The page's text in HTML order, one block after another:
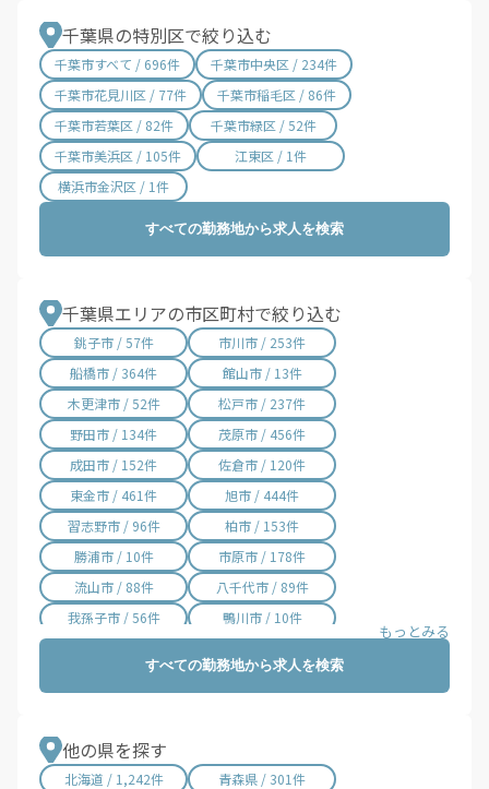
千葉県の特別区で絞り込む
千葉市すべて / 696件
千葉市中央区 / 234件
千葉市花見川区 / 77件
千葉市稲毛区 / 86件
千葉市若葉区 / 82件
千葉市緑区 / 52件
千葉市美浜区 / 105件
江東区 / 1件
横浜市金沢区 / 1件
すべての勤務地から求人を検索
千葉県エリアの市区町村で絞り込む
銚子市 / 57件
市川市 / 253件
船橋市 / 364件
館山市 / 13件
木更津市 / 52件
松戸市 / 237件
野田市 / 134件
茂原市 / 456件
成田市 / 152件
佐倉市 / 120件
東金市 / 461件
旭市 / 444件
習志野市 / 96件
柏市 / 153件
勝浦市 / 10件
市原市 / 178件
流山市 / 88件
八千代市 / 89件
我孫子市 / 56件
鴨川市 / 10件
富津市 / 32件
浦安市 / 59件
八街市 / 452件
白井市 / 24件
富里市 / 41件
すべての勤務地から求人を検索
他の県を探す
北海道 / 1,242件
青森県 / 301件